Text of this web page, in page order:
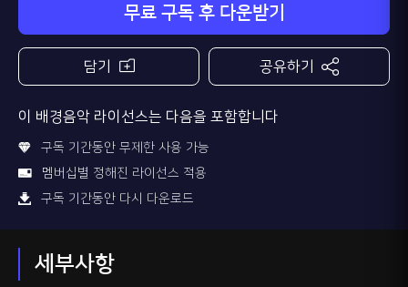
무료 구독 후 다운받기
담기 공유하기
이 배경음악 라이선스는 다음을 포함합니다
구독 기간동안 무제한 사용 가능
멤버십별 정해진 라이선스 적용
구독 기간동안 다시 다운로드
세부사항